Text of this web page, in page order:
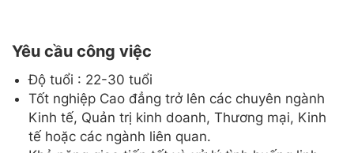
Yêu cầu công việc
Độ tuổi : 22-30 tuổi
Tốt nghiệp Cao đẳng trở lên các chuyên ngành
Kinh tế, Quản trị kinh doanh, Thương mại, Kinh
tế hoặc các ngành liên quan.